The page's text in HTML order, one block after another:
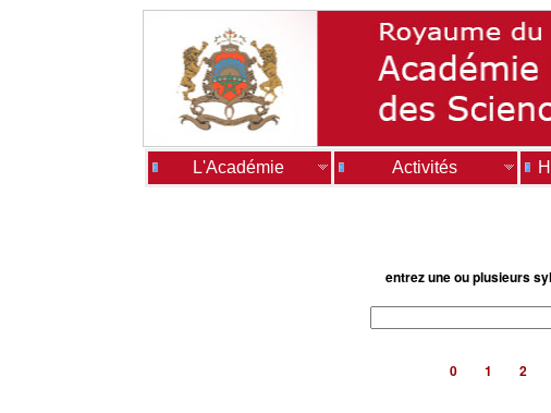
L'Académie Activités
entrez une ou plusieurs
0 1 2